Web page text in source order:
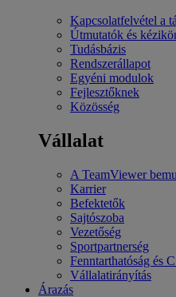
Kapcsolatfelvétel a
Útmutatók és
Tudásbázis
Rendszerállapot
Egyéni modulok
Fejlesztőknek
Közösség
Vállalat
A TeamViewer
Karrier
Befektetők
Sajtószoba
Vezetőség
Sportpartnerség
Fenntarthatóság és
Vállalatirányítás
Árazás